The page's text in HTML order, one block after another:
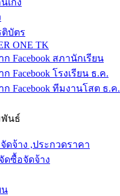
เก่ง
ติบัตร
ONE TK
Facebook สภานักเรียน
Facebook โรงเรียน ธ.ค.
Facebook ทีมงานโสต ธ.ค.
พันธ์
ดจ้าง ,ประกวดราคา
ดซื้อจัดจ้าง
น